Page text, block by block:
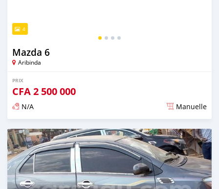
4
Mazda 6
Aribinda
PRIX
CFA2 500 000
N/A Manuelle
Publié il y a presque 6 ans